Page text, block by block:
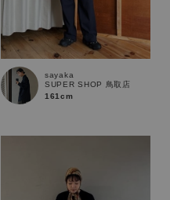
sayaka
SUPER SHOP 鳥取店
161cm